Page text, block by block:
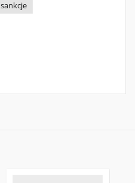
sankcje